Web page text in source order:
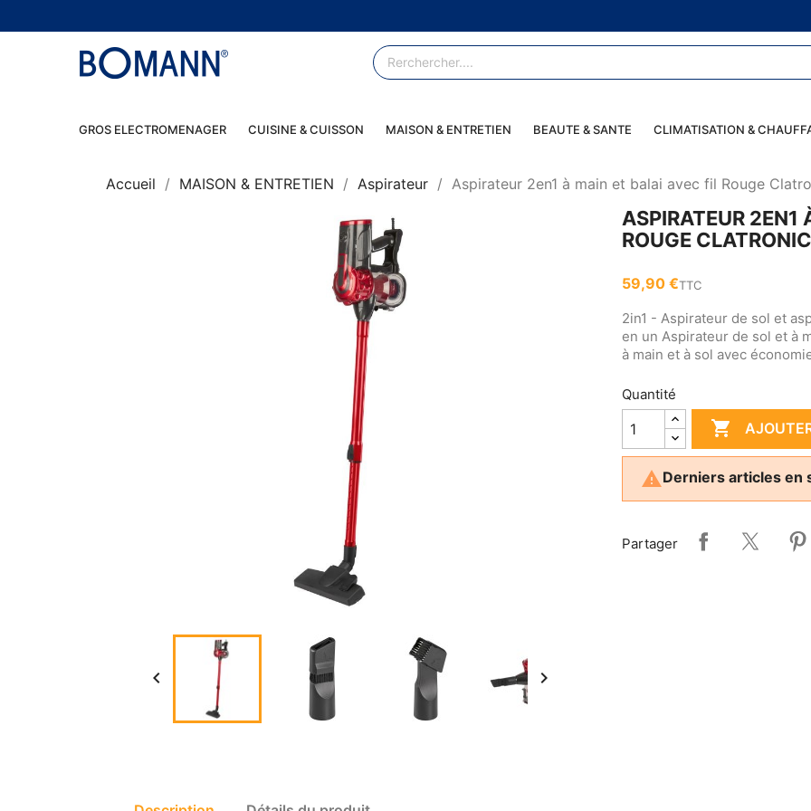
GROS ELECTROMENAGER CUISINE & CUISSON MAISON & ENTRETIEN BEAUTE & SANTE CLIMATISATION &
Accueil MAISON & ENTRETIEN Aspirateur Aspirateur 2en1 à main et balai avec fil Rouge
 
ASPIRATEUR 2EN1
ROUGE
59,90 €TTC
2in1 - Aspirateur de sol et
en un Aspirateur de sol et à
à main et à sol avec
Quantité

Derniers articles en
Partager